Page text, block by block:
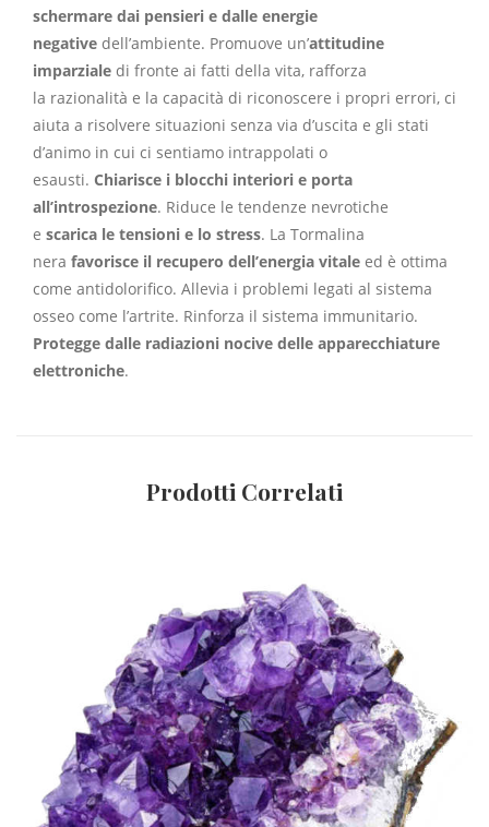
schermare dai pensieri e dalle energie
negative dell’ambiente. Promuove un’attitudine
imparziale di fronte ai fatti della vita, rafforza
la razionalità e la capacità di riconoscere i propri errori, ci
aiuta a risolvere situazioni senza via d’uscita e gli stati
d’animo in cui ci sentiamo intrappolati o
esausti. Chiarisce i blocchi interiori e porta
all’introspezione. Riduce le tendenze nevrotiche
e scarica le tensioni e lo stress. La Tormalina
nera favorisce il recupero dell’energia vitale ed è ottima
come antidolorifico. Allevia i problemi legati al sistema
osseo come l’artrite. Rinforza il sistema immunitario.
Protegge dalle radiazioni nocive delle apparecchiature
elettroniche.
Prodotti Correlati